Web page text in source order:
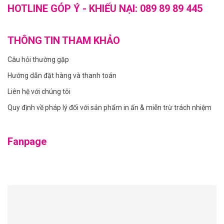
HOTLINE GÓP Ý - KHIẾU NẠI: 089 89 89 445
THÔNG TIN THAM KHẢO
Câu hỏi thường gặp
Hướng dẫn đặt hàng và thanh toán
Liên hệ với chúng tôi
Quy định về pháp lý đối với sản phẩm in ấn & miễn trừ trách nhiệm
Fanpage